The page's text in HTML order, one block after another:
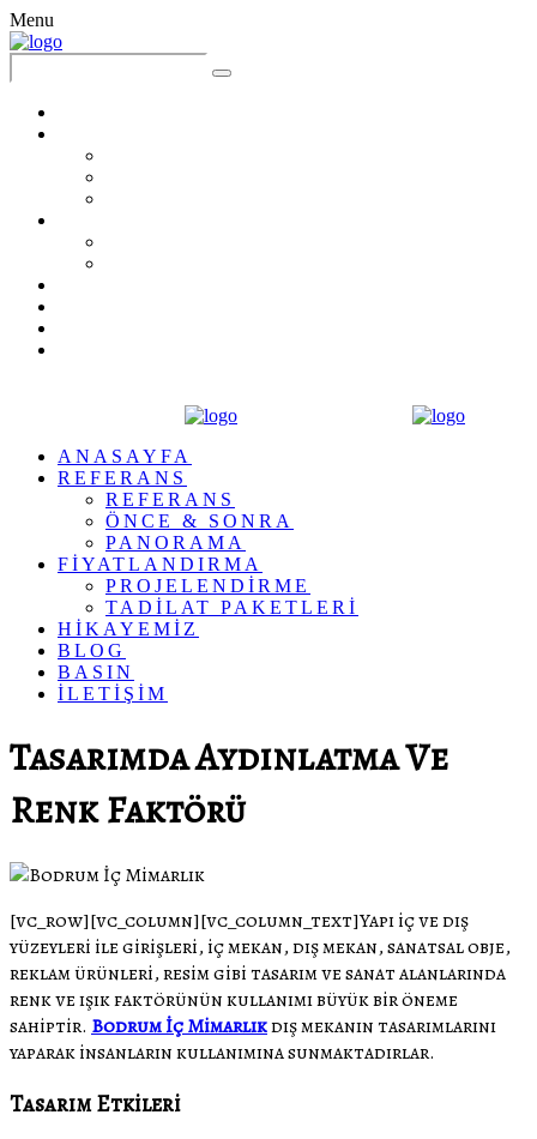
Menu
ANASAYFA
REFERANS
REFERANS
ÖNCE & SONRA
PANORAMA
FİYATLANDIRMA
PROJELENDİRME
TADİLAT PAKETLERİ
HİKAYEMİZ
BLOG
BASIN
İLETİŞİM
Tasarımda Aydınlatma Ve
Renk Faktörü
[vc_row][vc_column][vc_column_text]Yapı iç ve dış
yüzeyleri ile girişleri, iç mekan, dış mekan, sanatsal obje,
reklam ürünleri, resim gibi tasarım ve sanat alanlarında
renk ve ışık faktörünün kullanımı büyük bir öneme
sahiptir. Bodrum İç Mimarlıkdış mekanın tasarımlarını
yaparak insanların kullanımına sunmaktadırlar.
Tasarım Etkileri